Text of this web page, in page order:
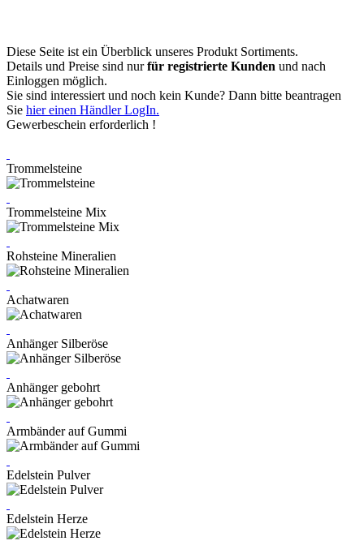
Diese Seite ist ein Überblick unseres Produkt Sortiments.
Details und Preise sind nurfür registrierte Kunden und nach
Einloggen möglich.
Sie sind interessiert und noch kein Kunde? Dann bitte beantragen
Sie hier einen Händler LogIn.
Gewerbeschein erforderlich !
Trommelsteine
Trommelsteine Mix
Rohsteine Mineralien
Achatwaren
Anhänger Silberöse
Anhänger gebohrt
Armbänder auf Gummi
Edelstein Pulver
Edelstein Herze